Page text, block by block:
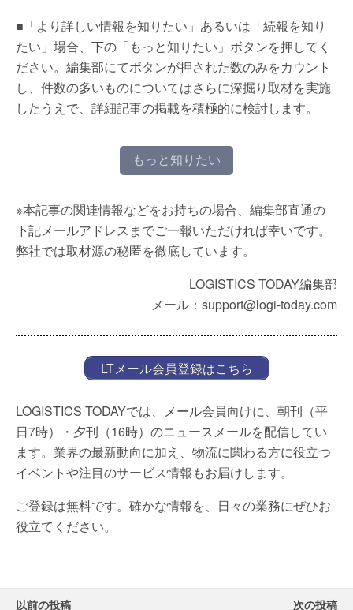
■「より詳しい情報を知りたい」あるいは「続報を知り
たい」場合、下の「もっと知りたい」ボタンを押してく
ださい。編集部にてボタンが押された数のみをカウント
し、件数の多いものについてはさらに深掘り取材を実施
したうえで、詳細記事の掲載を積極的に検討します。
もっと知りたい
※本記事の関連情報などをお持ちの場合、編集部直通の
下記メールアドレスまでご一報いただければ幸いです。
弊社では取材源の秘匿を徹底しています。
LOGISTICS TODAY編集部
メール：support@logi-today.com
LTメール会員登録はこちら
LOGISTICS TODAYでは、メール会員向けに、朝刊（平
日7時）・夕刊（16時）のニュースメールを配信してい
ます。業界の最新動向に加え、物流に関わる方に役立つ
イベントや注目のサービス情報もお届けします。
ご登録は無料です。確かな情報を、日々の業務にぜひお
役立てください。
以前の投稿 次の投稿